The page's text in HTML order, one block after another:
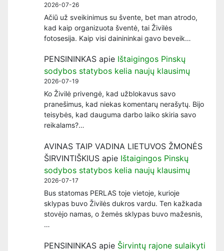
2026-07-26
Ačiū už sveikinimus su švente, bet man atrodo,
kad kaip organizuota šventė, tai Živilės
fotosesija. Kaip visi dainininkai gavo beveik…
PENSININKAS apie Ištaigingos Pinskų
sodybos statybos kelia naujų klausimų
2026-07-19
Ko Živilė privengė, kad užblokavus savo
pranešimus, kad niekas komentarų nerašytų. Bijo
teisybės, kad dauguma darbo laiko skiria savo
reikalams?…
AVINAS TAIP VADINA LIETUVOS ŽMONĖS
ŠIRVINTIŠKIUS apie Ištaigingos Pinskų
sodybos statybos kelia naujų klausimų
2026-07-17
Bus statomas PERLAS toje vietoje, kurioje
sklypas buvo Živilės dukros vardu. Ten kažkada
stovėjo namas, o žemės sklypas buvo mažesnis,
…
PENSININKAS apie Širvintų rajone sulaikyti